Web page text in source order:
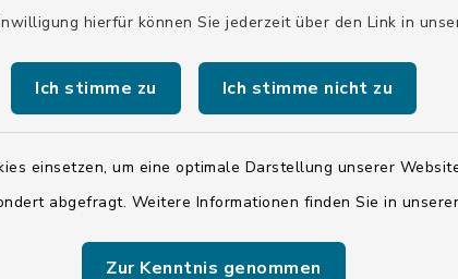
hierfür können Sie jederzeit über den Link in
Ich stimme zu Ich stimme nicht zu
einsetzen, um eine optimale Darstellung unserer
abgefragt. Weitere Informationen finden Sie in
Zur Kenntnis genommen
Donnerstag:
und 13.30 – 18.00 Uhr
8.00 – 12.30 Uhr
geschlossen